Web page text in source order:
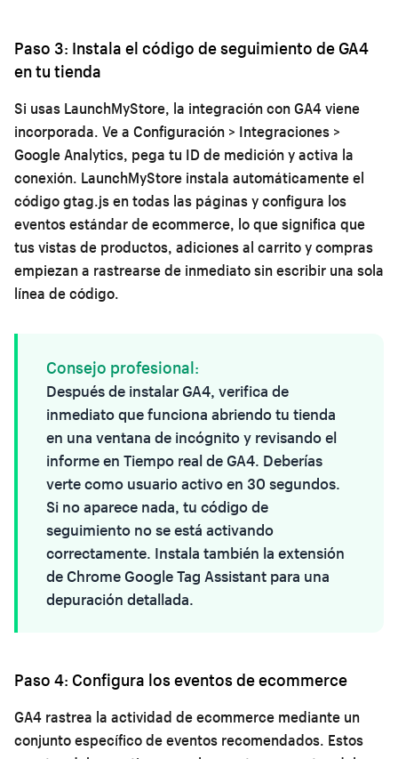
Paso 3: Instala el código de seguimiento de GA4
en tu tienda
Si usas LaunchMyStore, la integración con GA4 viene
incorporada. Ve a Configuración > Integraciones >
Google Analytics, pega tu ID de medición y activa la
conexión. LaunchMyStore instala automáticamente el
código gtag.js en todas las páginas y configura los
eventos estándar de ecommerce, lo que significa que
tus vistas de productos, adiciones al carrito y compras
empiezan a rastrearse de inmediato sin escribir una sola
línea de código.
Consejo profesional:
Después de instalar GA4, verifica de
inmediato que funciona abriendo tu tienda
en una ventana de incógnito y revisando el
informe en Tiempo real de GA4. Deberías
verte como usuario activo en 30 segundos.
Si no aparece nada, tu código de
seguimiento no se está activando
correctamente. Instala también la extensión
de Chrome Google Tag Assistant para una
depuración detallada.
Paso 4: Configura los eventos de ecommerce
GA4 rastrea la actividad de ecommerce mediante un
conjunto específico de eventos recomendados. Estos